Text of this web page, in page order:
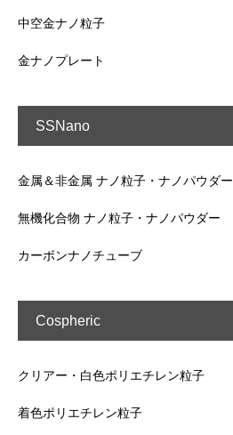
中空金ナノ粒子
金ナノプレート
SSNano
金属＆非金属 ナノ粒子・ナノパウダー
無機化合物 ナノ粒子・ナノパウダー
カーボンナノチューブ
Cospheric
クリアー・白色ポリエチレン粒子
着色ポリエチレン粒子